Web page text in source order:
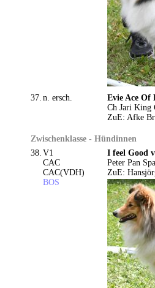
37. n. ersch. Evie Ace Of
Ch Jari King
ZuE: Afke
Zwischenklasse - Hündinnen
38. V1
CAC
CAC(VDH)
BOS
I feel Good
Peter Pan
ZuE: